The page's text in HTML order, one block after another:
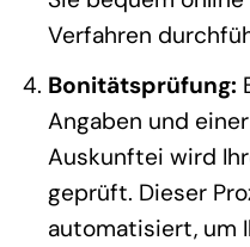
Verfahren
Bonitätsprüfung:
Angaben und
Auskunftei wird
geprüft. Dieser
automatisiert, um